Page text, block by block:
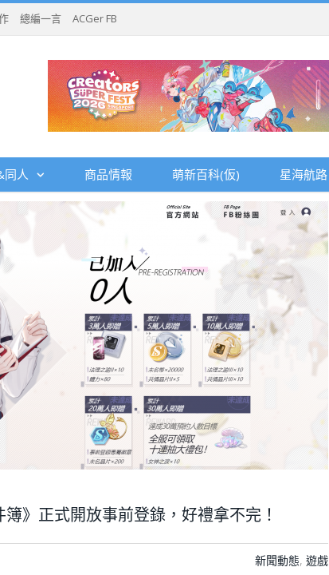
總編一言 ACGer FB
同人 商品情報 萌新百科(仮) 星海航路
》正式開放事前登錄，好禮拿不完！
新聞動態, 遊戲